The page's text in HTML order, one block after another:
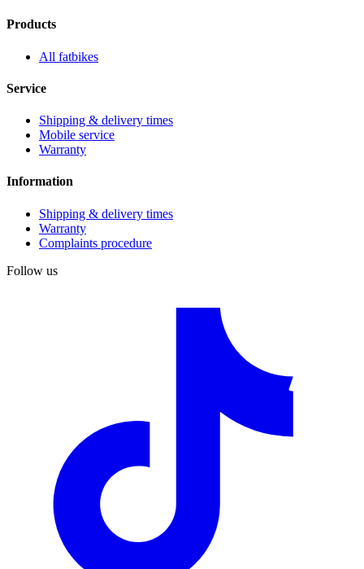
Products
All fatbikes
Service
Shipping & delivery times
Mobile service
Warranty
Information
Shipping & delivery times
Warranty
Complaints procedure
Follow us